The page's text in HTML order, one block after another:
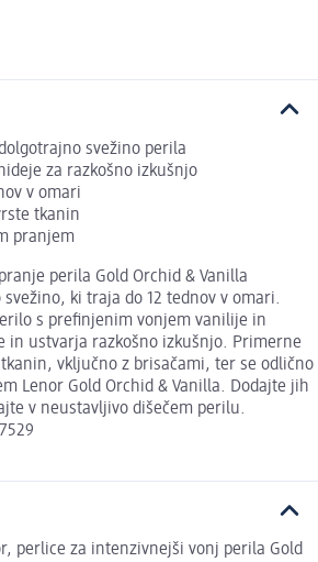
svežino perila
za razkošno izkušnjo
v omari
tkanin
pranjem
perila Gold Orchid & Vanilla
ki traja do 12 tednov v omari.
s prefinjenim vonjem vanilije in
in ustvarja razkošno izkušnjo. Primerne
vključno z brisačami, ter se odlično
Lenor Gold Orchid & Vanilla. Dodajte jih
v neustavljivo dišečem perilu.
perlice za intenzivnejši vonj perila Gold